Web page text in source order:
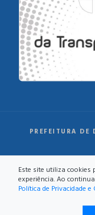
PREFEITURA
Este site utiliza
experiência. Ao
Política de Privacidade e